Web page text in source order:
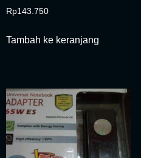
Rp143.750
Tambah ke keranjang